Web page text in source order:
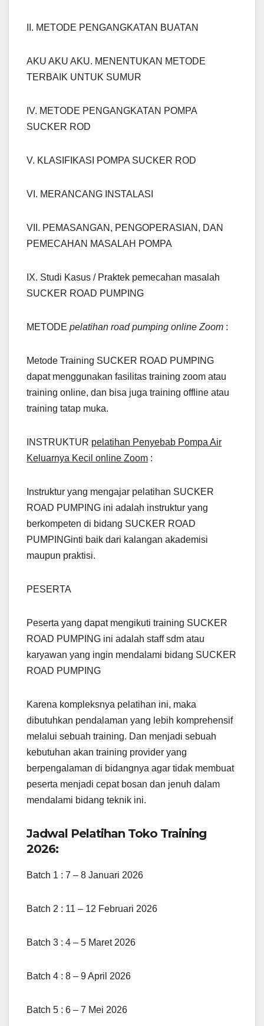
II. METODE PENGANGKATAN BUATAN
AKU AKU AKU. MENENTUKAN METODE
TERBAIK UNTUK SUMUR
IV. METODE PENGANGKATAN POMPA
SUCKER ROD
V. KLASIFIKASI POMPA SUCKER ROD
VI. MERANCANG INSTALASI
VII. PEMASANGAN, PENGOPERASIAN, DAN
PEMECAHAN MASALAH POMPA
IX. Studi Kasus / Praktek pemecahan masalah
SUCKER ROAD PUMPING
METODE pelatihan road pumping online Zoom :
Metode Training SUCKER ROAD PUMPING
dapat menggunakan fasilitas training zoom atau
training online, dan bisa juga training offline atau
training tatap muka.
INSTRUKTUR pelatihan Penyebab Pompa Air
Keluarnya Kecil online Zoom :
Instruktur yang mengajar pelatihan SUCKER
ROAD PUMPING ini adalah instruktur yang
berkompeten di bidang SUCKER ROAD
PUMPINGinti baik dari kalangan akademisi
maupun praktisi.
PESERTA
Peserta yang dapat mengikuti training SUCKER
ROAD PUMPING ini adalah staff sdm atau
karyawan yang ingin mendalami bidang SUCKER
ROAD PUMPING
Karena kompleksnya pelatihan ini, maka
dibutuhkan pendalaman yang lebih komprehensif
melalui sebuah training. Dan menjadi sebuah
kebutuhan akan training provider yang
berpengalaman di bidangnya agar tidak membuat
peserta menjadi cepat bosan dan jenuh dalam
mendalami bidang teknik ini.
Jadwal Pelatihan Toko Training
2026:
Batch 1 : 7 – 8 Januari 2026
Batch 2 : 11 – 12 Februari 2026
Batch 3 : 4 – 5 Maret 2026
Batch 4 : 8 – 9 April 2026
Batch 5 : 6 – 7 Mei 2026